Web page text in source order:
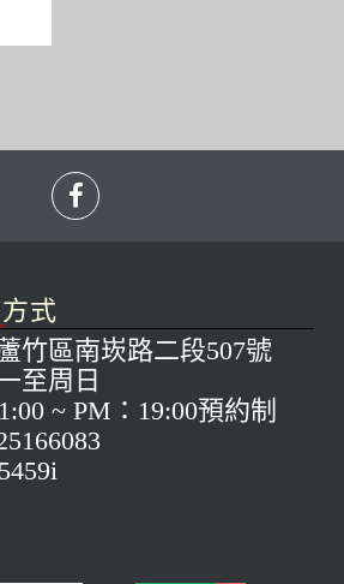
式
竹區南崁路二段507號
至周日
PM：19:00預約制